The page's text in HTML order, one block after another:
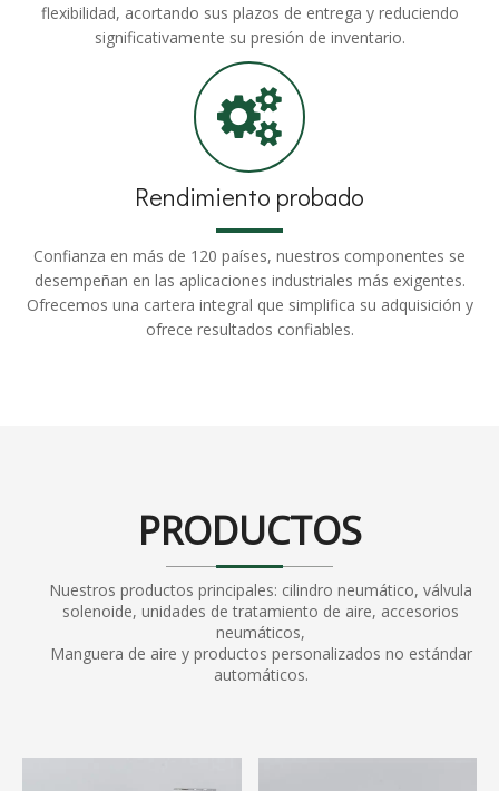
flexibilidad, acortando sus plazos de entrega y reduciendo
significativamente su presión de inventario.
Rendimiento probado
Confianza en más de 120 países, nuestros componentes se
desempeñan en las aplicaciones industriales más exigentes.
Ofrecemos una cartera integral que simplifica su adquisición y
ofrece resultados confiables.
PRODUCTOS
Nuestros productos principales: cilindro neumático, válvula
solenoide, unidades de tratamiento de aire, accesorios
neumáticos,
Manguera de aire y productos personalizados no estándar
automáticos.